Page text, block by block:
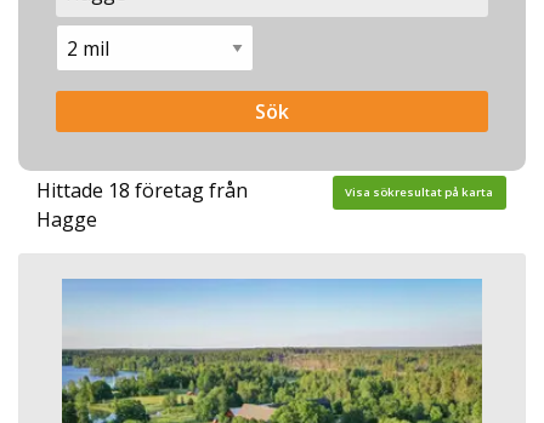
Hittade 18 företag från
Hagge
Visa sökresultat på karta